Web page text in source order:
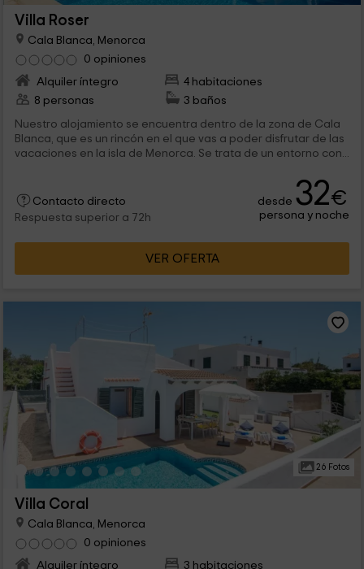
Villa Roser
Cala Blanca, Menorca
0 opiniones
Alquiler íntegro
4 habitaciones
8 personas
3 baños
Nuestro alojamiento se encuentra dentro de la zona de Cala
Blanca, que es un rincón en el que vas a poder disfrutar de las
vacaciones en la isla de Menorca. Se trata de un entorno con...
Contacto directo
Respuesta superior a 72h
desde 32€
persona y noche
VER OFERTA
26 Fotos
Villa Coral
Cala Blanca, Menorca
0 opiniones
Alquiler íntegro
3 habitaciones